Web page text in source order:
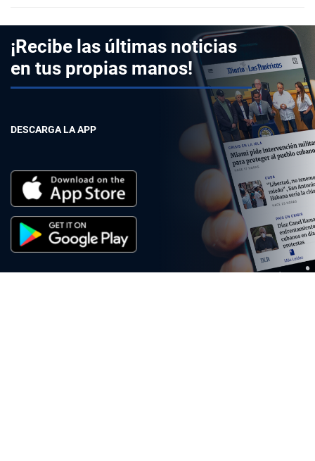
¡Recibe las últimas noticias
en tus propias manos!
DESCARGA LA APP